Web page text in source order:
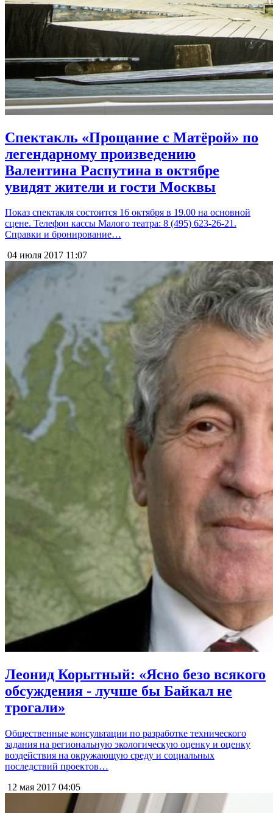
Спектакль «Прощание с Матёрой» по
легендарному произведению
Валентина Распутина в октябре
увидят жители и гости Москвы
Показ спектакля состоится 16 октября в 19.00 на основной
сцене. Телефон кассы Малого театра: 8 (495) 623-26-21.
Справки и бронирование…
04 июля 2017 11:07
Леонид Корытный: «Ясно безо всякого
обсуждения - лучше бы Байкал не
трогали»
Общественные консультации по разработке технического
задания на региональную экологическую оценку и оценку
воздействия на окружающую среду и социальных
последствий проектов…
12 мая 2017 04:05